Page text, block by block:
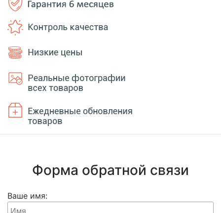
Форма обратной связи
Ваше имя: